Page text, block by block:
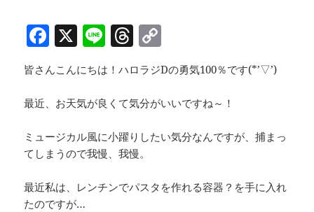
F
a
c
e
b
o
o
k
X Li
n
e
T
h
re
a
d
s
o
p
y
Li
n
皆さんこんにちは！ハロラジDの勇気100％です(*’▽’)
最近、お天気が良くて気分がいいですね～！
ミュージカル風に小躍りしたい気分なんですが、捕まっ
てしまうので我慢、我慢。
最近私は、レンチンでパスタを作れる容器？を手に入れ
たのですが…